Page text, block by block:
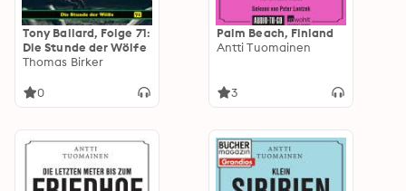
Tony Ballard, Folge 71:
Die Stunde der Wölfe
Thomas Birker
0
Palm Beach, Finland
Antti Tuomainen
3